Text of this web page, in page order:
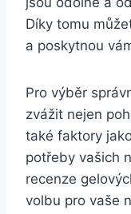
‍Díky‌ tomu
a⁤ poskytnou
Pro výběr
zvážit nejen
také faktory
potřeby ⁢vašich
recenze
volbu pro vaše